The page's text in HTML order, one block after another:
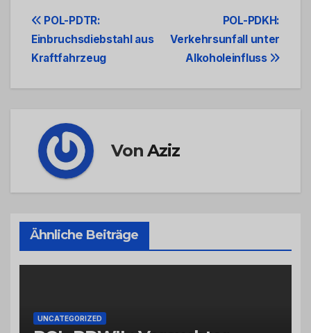
Beitrags-
Navigation
POL-PDKH:
Verkehrsunfall unter
Alkoholeinfluss
POL-PDTR:
Einbruchsdiebstahl aus
Kraftfahrzeug
VonAziz
Ähnliche Beiträge
UNCATEGORIZED